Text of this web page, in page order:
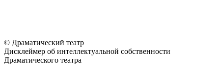
© Драматический театр
Дисклеймер об интеллектуальной собственности
Драматического театра